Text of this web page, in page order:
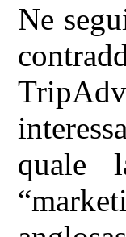
Ne
quale